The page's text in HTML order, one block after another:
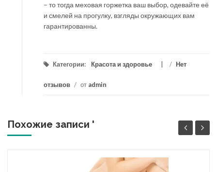
– то тогда меховая горжетка ваш выбор, одевайте её
и смелей на прогулку, взгляды окружающих вам
гарантированны.
Категории: Красота и здоровье / Нет
отзывов / от admin
Похожие записи '